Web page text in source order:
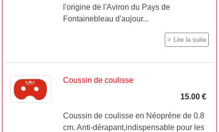
l'origine de l'Aviron du Pays de
Fontainebleau d'aujour...
Lire la suite
Coussin de coulisse
15.00 €
Coussin de coulisse en Néopréne de 0.8
cm. Anti-dérapant,indispensable pour les